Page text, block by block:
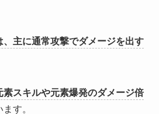
、主に通常攻撃でダメージを出す
素スキルや元素爆発のダメージ倍
す。